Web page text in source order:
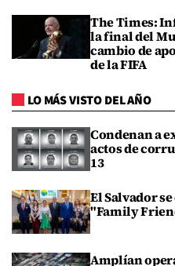
The Times:
la final del
cambio de
de la FIFA
LO MÁS VISTO DEL AÑO
Condenan a
actos de
13
El Salvador
"Family
Amplían